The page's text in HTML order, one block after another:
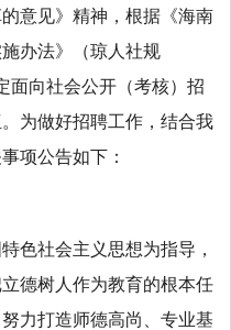
意见》精神，根据《海南
办法》（琼人社规
面向社会公开（考核）招
为做好招聘工作，结合我
项公告如下：
色社会主义思想为指导，
德树人作为教育的根本任
力打造师德高尚、专业基